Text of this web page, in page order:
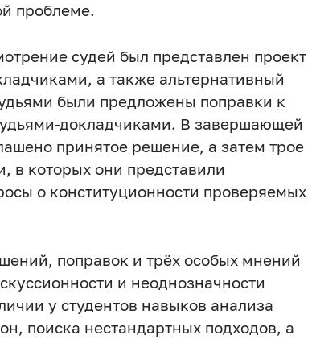
проблеме.
судей был представлен проект
а также альтернативный
были предложены поправки к
докладчиками. В завершающей
принятое решение, а затем трое
в которых они представили
о конституционности проверяемых
поправок и трёх особых мнений
и неоднозначности
у студентов навыков анализа
поиска нестандартных подходов, а